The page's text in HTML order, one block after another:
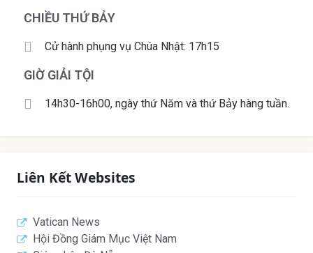
CHIỀU THỨ BẢY
Cử hành phụng vụ Chúa Nhật: 17h15
GIỜ GIẢI TỘI
14h30-16h00, ngày thứ Năm và thứ Bảy hàng tuần.
Liên Kết Websites
Vatican News
Hội Đồng Giám Mục Việt Nam